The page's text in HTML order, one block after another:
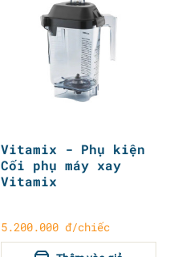
Vitamix - Phụ kiện
Cối phụ máy xay
Vitamix
5.200.000 đ/chiếc